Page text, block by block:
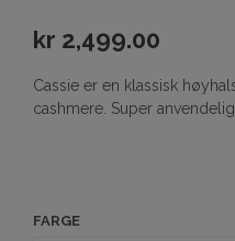
kr 2,499.00
Cassie er en klassisk
cashmere. Super
FARGE